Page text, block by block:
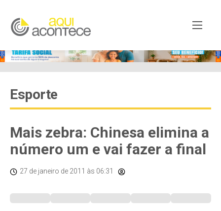
Esporte
Mais zebra: Chinesa elimina a
número um e vai fazer a final
27 de janeiro de 2011 às 06:31